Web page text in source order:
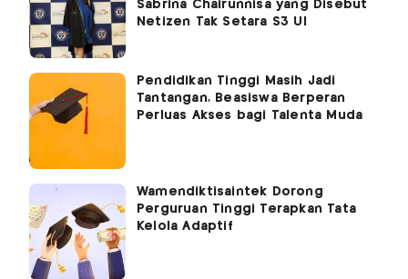
Sabrina Chairunnisa yang Disebut
Netizen Tak Setara S3 UI
Pendidikan Tinggi Masih Jadi
Tantangan, Beasiswa Berperan
Perluas Akses bagi Talenta Muda
Wamendiktisaintek Dorong
Perguruan Tinggi Terapkan Tata
Kelola Adaptif